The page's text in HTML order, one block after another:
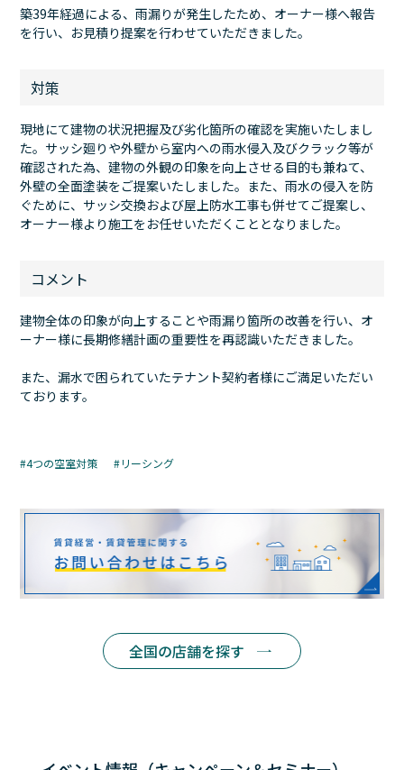
築39年経過による、雨漏りが発生したため、オーナー様へ報告
を行い、お見積り提案を行わせていただきました。
対策
現地にて建物の状況把握及び劣化箇所の確認を実施いたしまし
た。サッシ廻りや外壁から室内への雨水侵入及びクラック等が
確認された為、建物の外観の印象を向上させる目的も兼ねて、
外壁の全面塗装をご提案いたしました。また、雨水の侵入を防
ぐために、サッシ交換および屋上防水工事も併せてご提案し、
オーナー様より施工をお任せいただくこととなりました。
コメント
建物全体の印象が向上することや雨漏り箇所の改善を行い、オ
ーナー様に長期修繕計画の重要性を再認識いただきました。
また、漏水で困られていたテナント契約者様にご満足いただい
ております。
4つの空室対策 リーシング
全国の店舗を探す